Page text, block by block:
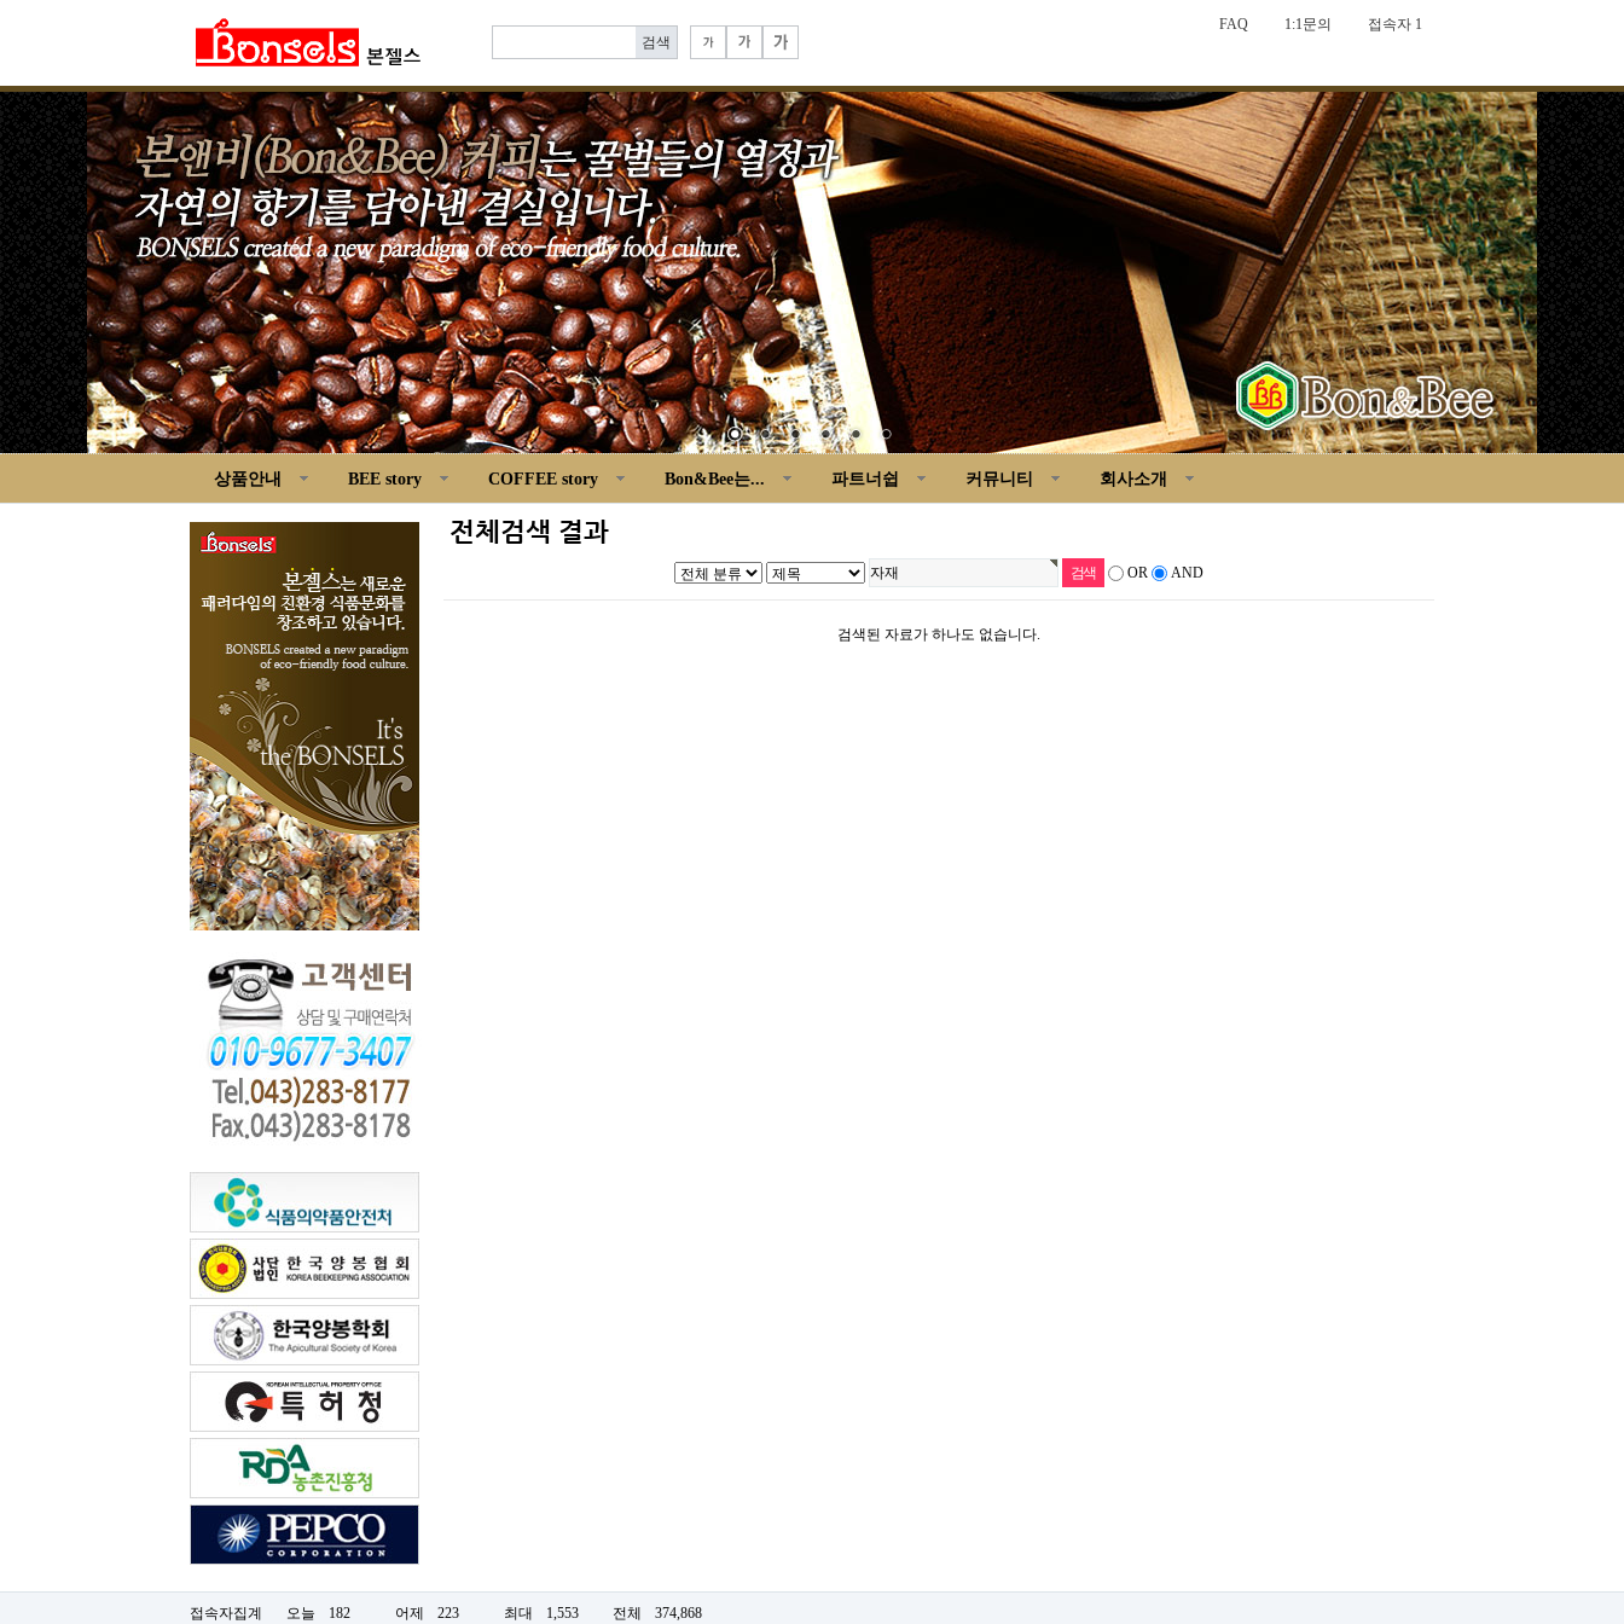
FAQ 1:1문의 접속자 1
상품안내 BEE story COFFEE story Bon&Bee는... 파트너쉽 커뮤니티 회사소개
전체검색 결과
OR AND
검색된 자료가 하나도 없습니다.
접속자집계 오늘 182 어제 223 최대 1,553 전체 374,868